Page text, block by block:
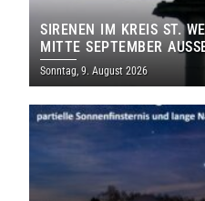
SIRENEN IM KREIS ST.
MITTE SEPTEMBER
Sonntag, 9. August 2026